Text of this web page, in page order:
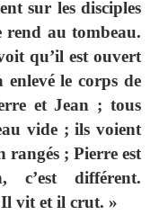
sur les disciples
rend au tombeau.
qu’il est ouvert
le corps de
et Jean ; tous
vide ; ils voient
rangés ; Pierre est
c’est différent.
Il vit et il crut. »